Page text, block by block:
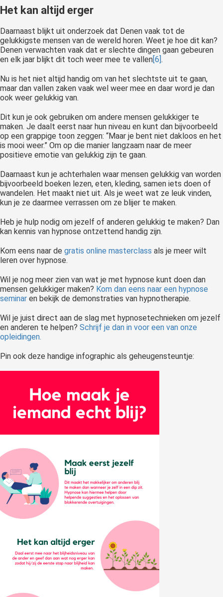
Het kan altijd erger
Daarnaast blijkt uit onderzoek dat Denen vaak tot de
gelukkigste mensen van de wereld horen. Weet je hoe dit kan?
Denen verwachten vaak dat er slechte dingen gaan gebeuren
en elk jaar blijkt dit toch weer mee te vallen [6] .
Nu is het niet altijd handig om van het slechtste uit te gaan,
maar dan vallen zaken vaak wel weer mee en daar word je dan
ook weer gelukkig van.
Dit kun je ook gebruiken om andere mensen gelukkiger te
maken. Je daalt eerst naar hun niveau en kunt dan bijvoorbeeld
op een grappige toon zeggen: “Maar je bent niet dakloos en het
is mooi weer.” Om op die manier langzaam naar de meer
positieve emotie van gelukkig zijn te gaan.
Daarnaast kun je achterhalen waar mensen gelukkig van worden
bijvoorbeeld boeken lezen, eten, kleding, samen iets doen of
wandelen. Het maakt niet uit. Als je weet wat ze leuk vinden,
kun je ze daarmee verrassen om ze blijer te maken.
Heb je hulp nodig om jezelf of anderen gelukkig te maken? Dan
kan kennis van hypnose ontzettend handig zijn.
Kom eens naar de gratis online masterclass als je meer wilt
leren over hypnose.
Wil je nog meer zien van wat je met hypnose kunt doen dan
mensen gelukkiger maken? Kom dan eens naar een hypnose
seminar en bekijk de demonstraties van hypnotherapie.
Wil je juist direct aan de slag met hypnosetechnieken om jezelf
en anderen te helpen? Schrijf je dan in voor een van onze
opleidingen.
Pin ook deze handige infographic als geheugensteuntje: